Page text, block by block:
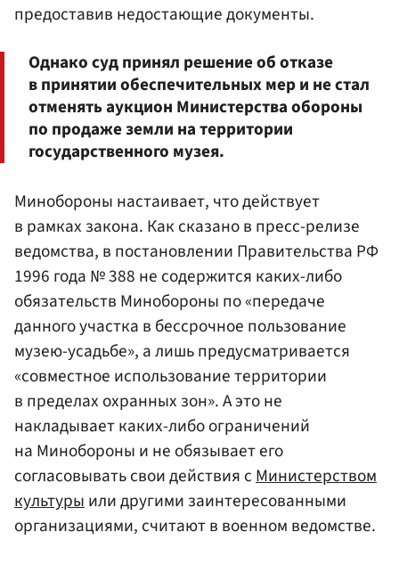
предоставив недостающие документы.
Однако суд принял решение об отказе
в принятии обеспечительных мер и не стал
отменять аукцион Министерства обороны
по продаже земли на территории
государственного музея.
Минобороны настаивает, что действует
в рамках закона. Как сказано в пресс-релизе
ведомства, в постановлении Правительства РФ
1996 года № 388 не содержится каких-либо
обязательств Минобороны по «передаче
данного участка в бессрочное пользование
музею-усадьбе», а лишь предусматривается
«совместное использование территории
в пределах охранных зон». А это не
накладывает каких-либо ограничений
на Минобороны и не обязывает его
согласовывать свои действия сМинистерством
культурыили другими заинтересованными
организациями, считают в военном ведомстве.